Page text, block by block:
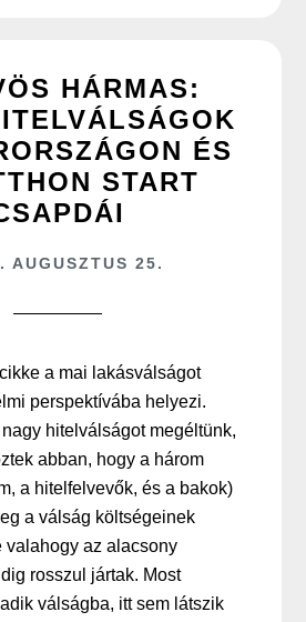
HÁRMAS:
ÉS
START
AUGUSZTUS 25.
a mai lakásválságot
perspektívába helyezi.
hitelválságot megéltünk,
abban, hogy a három
a hitelfelvevők, és a bakok)
a válság költségeinek
valahogy az alacsony
rosszul jártak. Most
válságba, itt sem látszik